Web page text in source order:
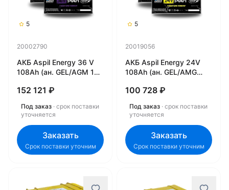
5
20002790
АКБ Aspil Energy 36 V
108Ah (ан. GEL/AGM 185
20002790
152 121 ₽
Под заказ · срок поставки
уточняется
Заказать
Срок поставки уточним
5
20019056
АКБ Aspil Energy 24V
108Ah (ан. GEL/AMG
(21006117/21006817)
100 728 ₽
Под заказ · срок поставки
уточняется
Заказать
Срок поставки уточним